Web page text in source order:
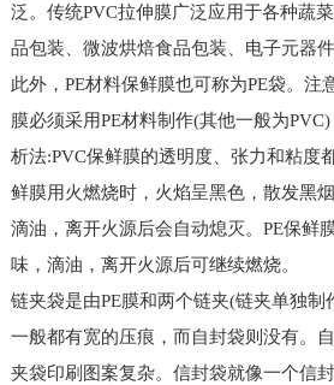
泛。传统PVC拉伸膜广泛应用于各种蔬
品包装、微波烘焙食品包装、电子元器
此外，PE材料保鲜膜也可称为PE袋。注
膜必须采用PE材料制作(其他一般为
析法:PVC保鲜膜的透明度、张力和粘度
鲜膜用火燃烧时，火焰呈黑色，散发黑
滴油，离开火源后会自动熄灭。PE保鲜
味，滴油，离开火源后可继续燃烧。
链夹袋是由PE膜和两个链夹(链夹单独制
一般都有宽的压痕，而自封袋则没有。
夹袋印刷图案复杂。信封袋就像一个信